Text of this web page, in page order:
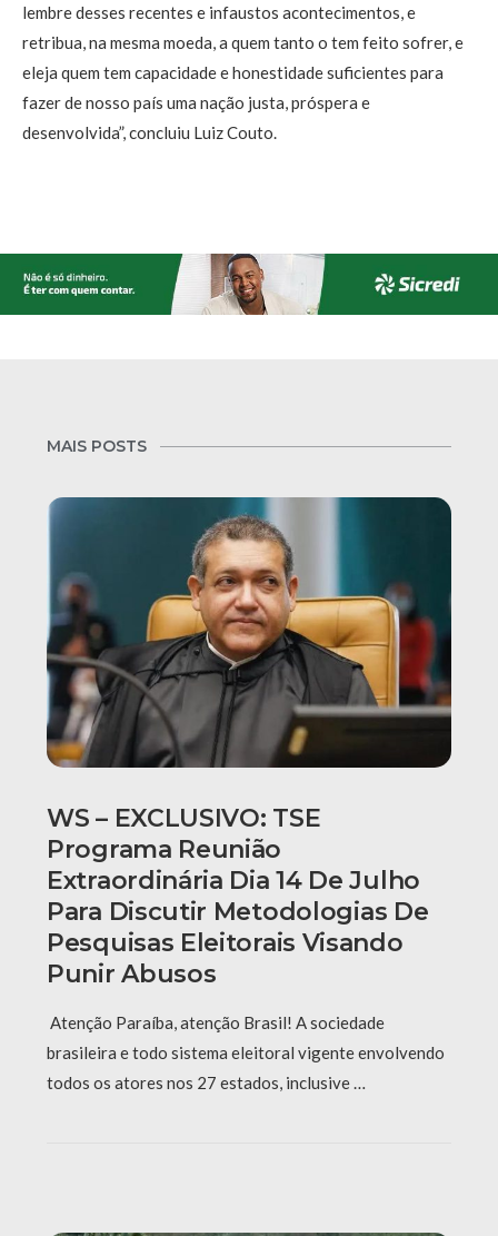
lembre desses recentes e infaustos acontecimentos, e
retribua, na mesma moeda, a quem tanto o tem feito sofrer, e
eleja quem tem capacidade e honestidade suficientes para
fazer de nosso país uma nação justa, próspera e
desenvolvida”, concluiu Luiz Couto.
MAIS POSTS
WS – EXCLUSIVO: TSE
Programa Reunião
Extraordinária Dia 14 De Julho
Para Discutir Metodologias De
Pesquisas Eleitorais Visando
Punir Abusos
Atenção Paraíba, atenção Brasil! A sociedade
brasileira e todo sistema eleitoral vigente envolvendo
todos os atores nos 27 estados, inclusive …